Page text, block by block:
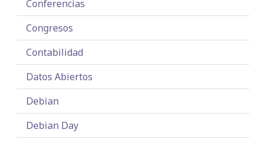
Conferencias
Congresos
Contabilidad
Datos Abiertos
Debian
Debian Day